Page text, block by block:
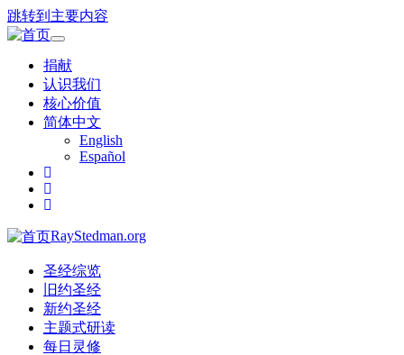
跳转到主要内容
Toggle
navigation
捐献
认识我们
核心价值
简体中文
English
Español
RayStedman.org
圣经综览
旧约圣经
新约圣经
主题式研读
每日灵修